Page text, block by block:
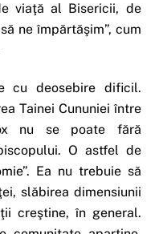
viaţă al Bisericii, de
ne împărtăşim”, cum
cu deosebire dificil.
Tainei Cununiei între
nu se poate fără
O astfel de
Ea nu trebuie să
slăbirea dimensiunii
creştine, în general.